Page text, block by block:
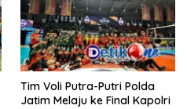
Tim Voli Putra-Putri Polda
Jatim Melaju ke Final Kapolri